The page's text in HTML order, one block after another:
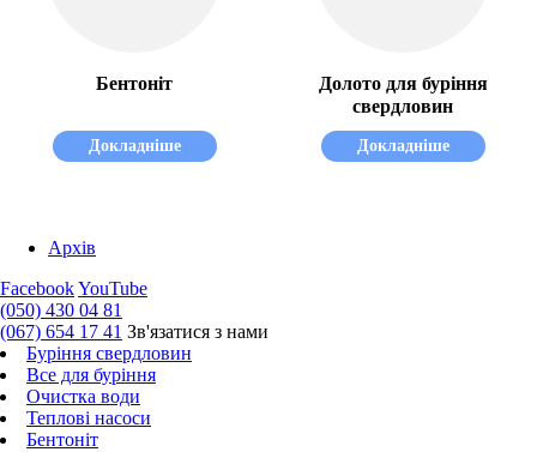
Бентоніт
Докладніше
Долото для буріння
свердловин
Докладніше
Архів
FacebookYouTube
(050) 430 04 81
(067) 654 17 41 Зв'язатися з нами
Буріння свердловин
Все для буріння
Очистка води
Теплові насоси
Бентоніт